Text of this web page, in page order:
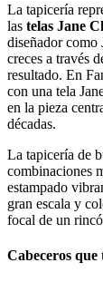
La tapicería
las telas Jane
diseñador como
creces a través
resultado. En
con una tela
en la pieza
décadas.
La tapicería de
combinaciones
estampado
gran escala y
focal de un
Cabeceros